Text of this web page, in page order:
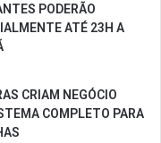
PODERÃO
ATÉ 23H A
CRIAM NEGÓCIO
COMPLETO PARA